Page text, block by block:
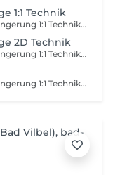
1:1 Technik
Wimpernverlängerungen Wimpernverlängerung 1:1 Technik: Bei dieser Technik handelt es sich um ein authentisches Ergebnis, da nur eine Kunstwimper pro natürlicher Wimper appliziert wird.
2D Technik
Wimpernverlängerungen Wimpernverlängerung 1:1 Technik: Bei dieser Technik handelt es sich um ein authentisches Ergebnis, da nur eine Kunstwimper pro natürlicher Wimper appliziert wird.
Wimpernverlängerungen Wimpernverlängerung 1:1 Technik: Bei dieser Technik handelt es sich um ein authentisches Ergebnis, da nur eine Kunstwimper pro natürlicher Wimper appliziert wird.